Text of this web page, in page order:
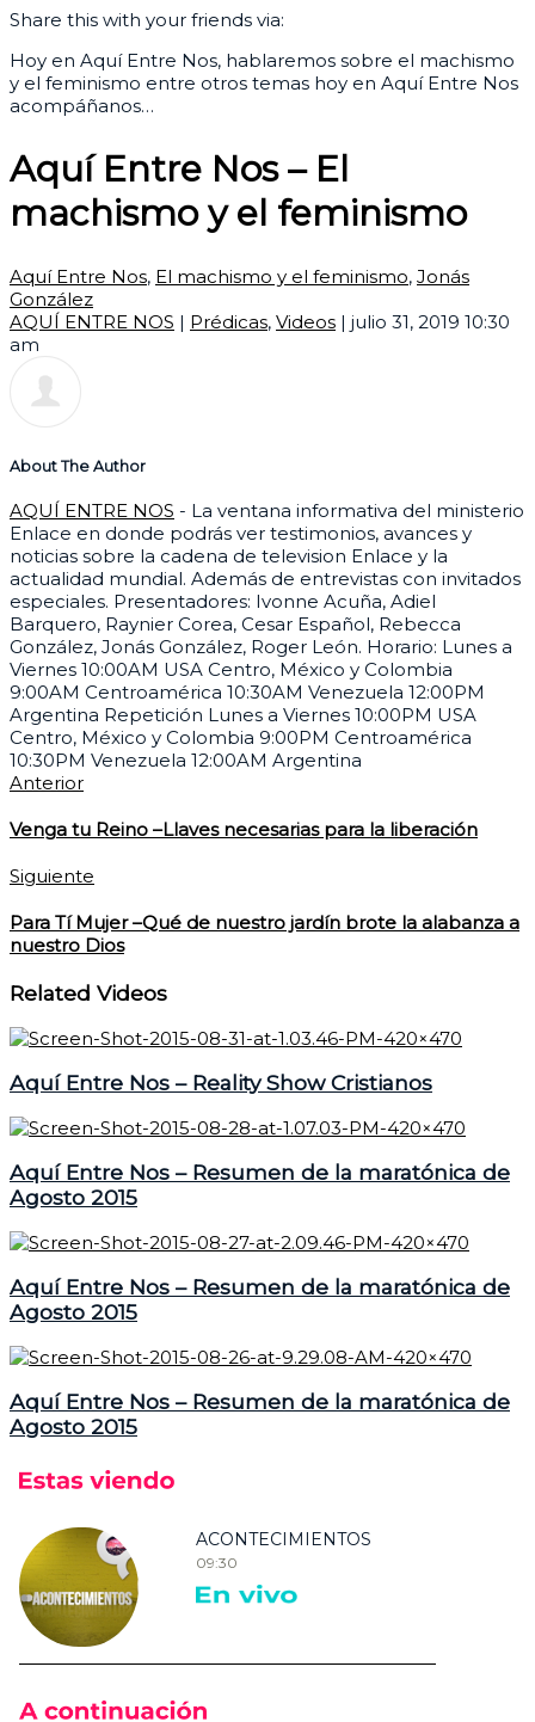
Share this with your friends via:
Hoy en Aquí Entre Nos, hablaremos sobre el machismo
y el feminismo entre otros temas hoy en Aquí Entre Nos
acompáñanos…
Aquí Entre Nos – El
machismo y el feminismo
Aquí Entre Nos, El machismo y el feminismo, Jonás
González
AQUÍ ENTRE NOS | Prédicas, Videos | julio 31, 2019 10:30
am
About The Author
AQUÍ ENTRE NOS - La ventana informativa del ministerio
Enlace en donde podrás ver testimonios, avances y
noticias sobre la cadena de television Enlace y la
actualidad mundial. Además de entrevistas con invitados
especiales. Presentadores: Ivonne Acuña, Adiel
Barquero, Raynier Corea, Cesar Español, Rebecca
González, Jonás González, Roger León. Horario: Lunes a
Viernes 10:00AM USA Centro, México y Colombia
9:00AM Centroamérica 10:30AM Venezuela 12:00PM
Argentina Repetición Lunes a Viernes 10:00PM USA
Centro, México y Colombia 9:00PM Centroamérica
10:30PM Venezuela 12:00AM Argentina
Anterior
Venga tu Reino –Llaves necesarias para la liberación
Siguiente
Para Tí Mujer –Qué de nuestro jardín brote la alabanza a
nuestro Dios
Related Videos
Aquí Entre Nos – Reality Show Cristianos
Aquí Entre Nos – Resumen de la maratónica de
Agosto 2015
Aquí Entre Nos – Resumen de la maratónica de
Agosto 2015
Aquí Entre Nos – Resumen de la maratónica de
Agosto 2015